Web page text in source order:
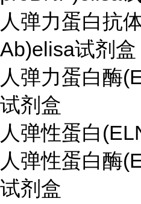
人弹力蛋白抗
Ab)elisa试剂盒
人弹力蛋白酶
试剂盒
人弹性蛋白
人弹性蛋白酶
试剂盒